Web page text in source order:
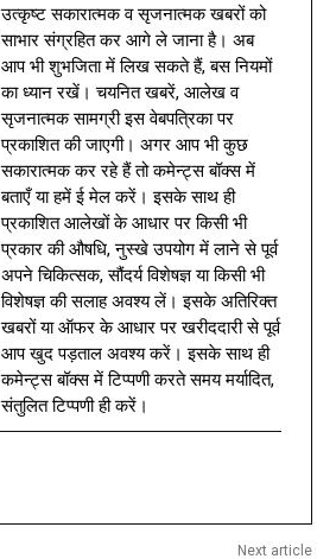
उत्कृष्ट सकारात्मक व सृजनात्मक खबरों को
साभार संग्रहित कर आगे ले जाना है। अब
आप भी शुभजिता में लिख सकते हैं, बस नियमों
का ध्यान रखें। चयनित खबरें, आलेख व
सृजनात्मक सामग्री इस वेबपत्रिका पर
प्रकाशित की जाएगी। अगर आप भी कुछ
सकारात्मक कर रहे हैं तो कमेन्ट्स बॉक्स में
बताएँ या हमें ई मेल करें। इसके साथ ही
प्रकाशित आलेखों के आधार पर किसी भी
प्रकार की औषधि, नुस्खे उपयोग में लाने से पूर्व
अपने चिकित्सक, सौंदर्य विशेषज्ञ या किसी भी
विशेषज्ञ की सलाह अवश्य लें। इसके अतिरिक्त
खबरों या ऑफर के आधार पर खरीददारी से पूर्व
आप खुद पड़ताल अवश्य करें। इसके साथ ही
कमेन्ट्स बॉक्स में टिप्पणी करते समय मर्यादित,
संतुलित टिप्पणी ही करें।
Next article